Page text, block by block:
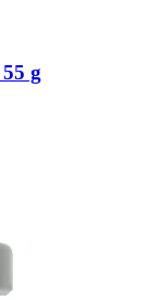
g